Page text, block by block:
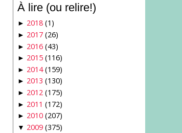
À lire (ou relire!)
► 2018 (1)
► 2017 (26)
► 2016 (43)
► 2015 (116)
► 2014 (159)
► 2013 (130)
► 2012 (175)
► 2011 (172)
► 2010 (207)
▼ 2009 (375)